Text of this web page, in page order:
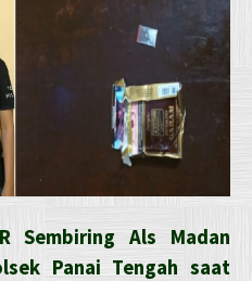
R Sembiring Als Madan
Panai Tengah saat